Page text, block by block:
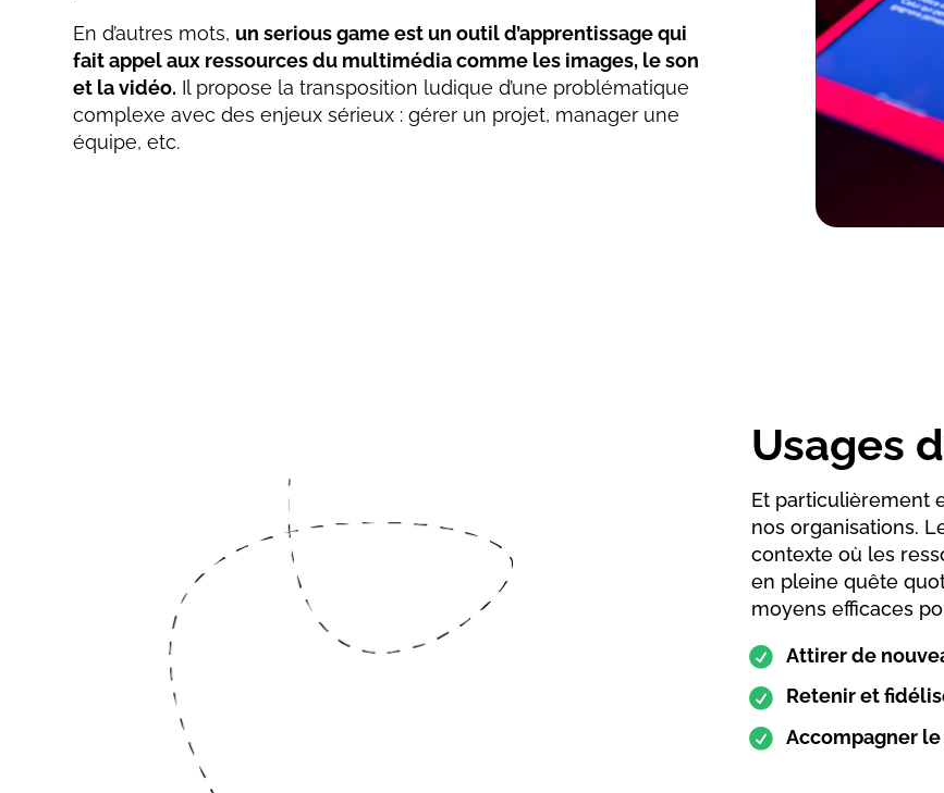
En d’autres mots, un serious game est un outil d’apprentissage qui
fait appel aux ressources du multimédia comme les images, le son
et la vidéo. Il propose la transposition ludique d’une problématique
complexe avec des enjeux sérieux : gérer un projet, manager une
équipe, etc.
Usages
Et particulièrement
nos organisations.
contexte où les
en pleine quête
moyens efficaces
Attirer de
Retenir et
Accompagner